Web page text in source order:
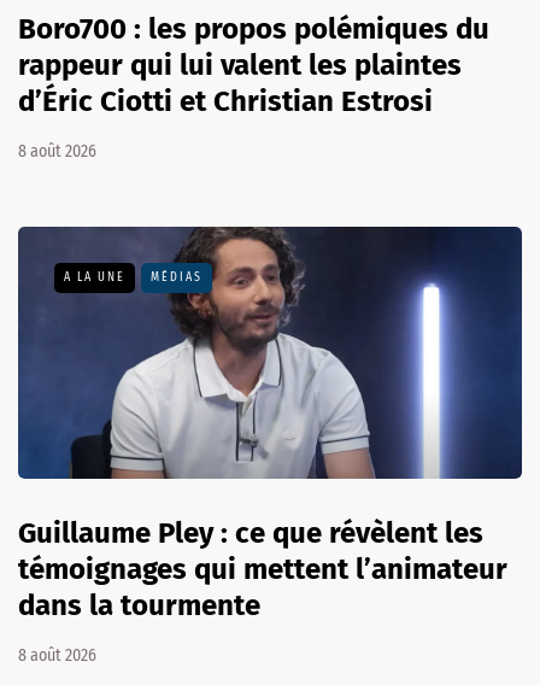
Boro700 : les propos polémiques du
rappeur qui lui valent les plaintes
d’Éric Ciotti et Christian Estrosi
8 août 2026
A LA UNE MÉDIAS
Guillaume Pley : ce que révèlent les
témoignages qui mettent l’animateur
dans la tourmente
8 août 2026